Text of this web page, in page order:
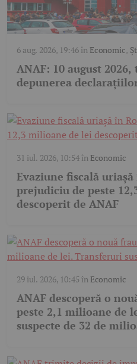
6 aug. 2026, 19:46în Economic,
ANAF: 10 august
depunerea
31 iul. 2026, 10:54în Economic
Evaziune fiscală
prejudiciu de peste
descoperit de ANAF
29 iul. 2026, 10:45 în Economic
ANAF descoperă o
peste 2,1 milioane de
suspecte de 32 de